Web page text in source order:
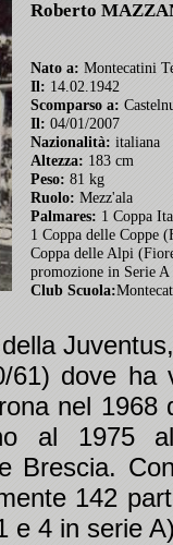
Roberto
Nato a: Montecatini
Il: 14.02.1942
Scomparso a:
Il: 04/01/2007
Nazionalità: italiana
Altezza: 183 cm
Peso: 81 kg
Ruolo: Mezz'ala
Palmares: 1 Coppa
1 Coppa delle Coppe
Coppa delle Alpi
promozione in Serie
Club Scuola:
61) dove ha
nel 1968
al 1975
Brescia.
142
e 4 in serie